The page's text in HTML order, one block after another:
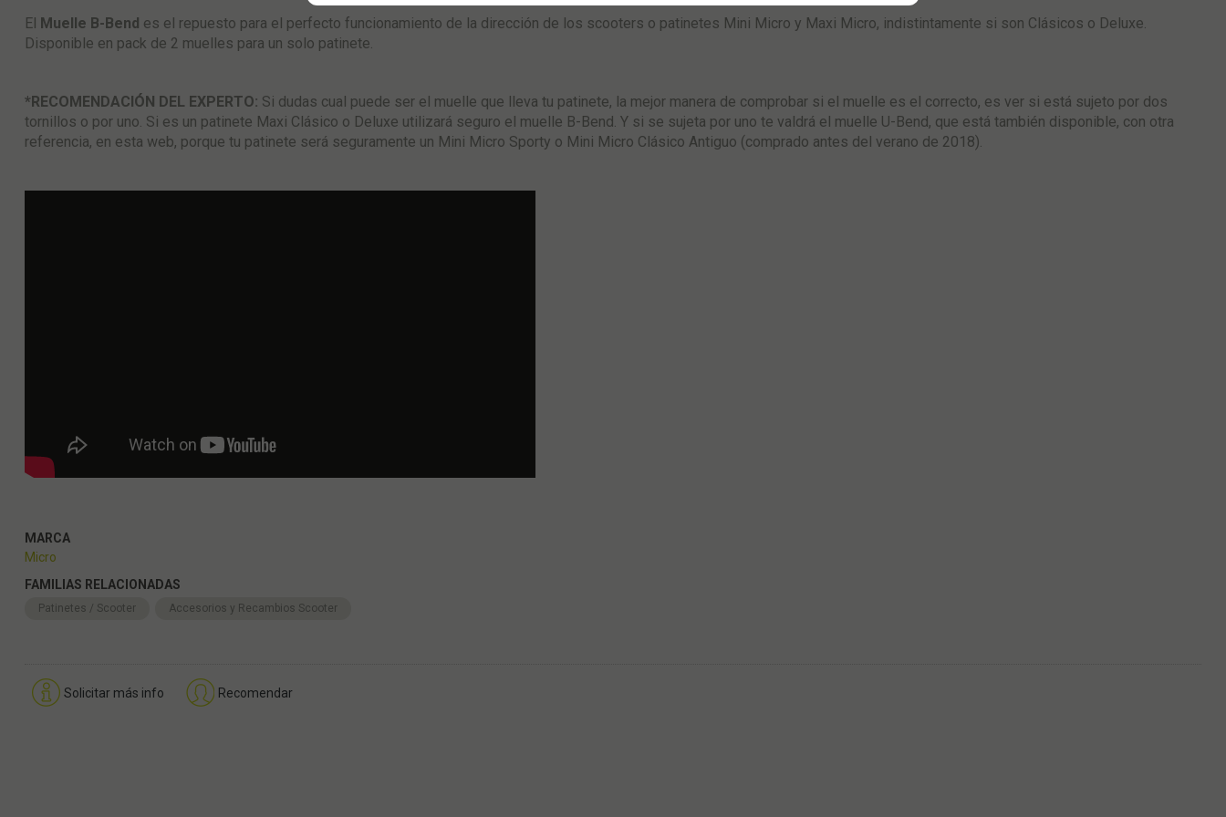
El Muelle B-Bend es el repuesto para el perfecto funcionamiento de la dirección de los scooters o patinetes Mini Micro y Maxi Micro, indistintamente si son Clásicos o Deluxe.
Disponible en pack de 2 muelles para un solo patinete.
*RECOMENDACIÓN DEL EXPERTO: Si dudas cual puede ser el muelle que lleva tu patinete, la mejor manera de comprobar si el muelle es el correcto, es ver si está sujeto por dos
tornillos o por uno. Si es un patinete Maxi Clásico o Deluxe utilizará seguro el muelle B-Bend. Y si se sujeta por uno te valdrá el muelle U-Bend, que está también disponible, con otra
referencia, en esta web, porque tu patinete será seguramente un Mini Micro Sporty o Mini Micro Clásico Antiguo (comprado antes del verano de 2018).
MARCA
Micro
FAMILIAS RELACIONADAS
Patinetes / Scooter Accesorios y Recambios Scooter
Solicitar más info Recomendar